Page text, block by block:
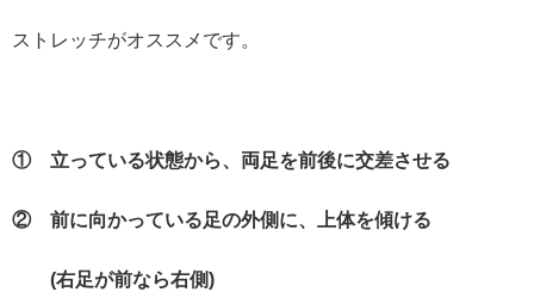
ストレッチがオススメです。
① 立っている状態から、両足を前後に交差させる
② 前に向かっている足の外側に、上体を傾ける
(右足が前なら右側)